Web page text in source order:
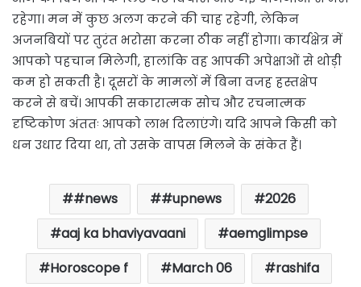
रहेगा। मन में कुछ अलग करने की चाह रहेगी, लेकिन
अजनबियों पर तुरंत भरोसा करना ठीक नहीं होगा। कार्यक्षेत्र में
आपको पहचान मिलेगी, हालांकि वह आपकी अपेक्षाओं से थोड़ी
कम हो सकती है। दूसरों के मामलों में बिना वजह हस्तक्षेप
करने से बचें। आपकी सकारात्मक सोच और रचनात्मक
दृष्टिकोण अंततः आपको लाभ दिलाएंगे। यदि आपने किसी को
धन उधार दिया था, तो उसके वापस मिलने के संकेत हैं।
#news #upnews
2026
aaj ka bhaviyavaani
aemglimpse
Horoscope f
March 06
rashifa